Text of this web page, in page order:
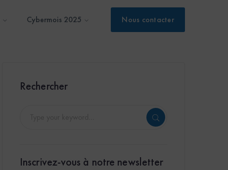
Nous contacter
Cybermois 2025
Rechercher
Inscrivez-vous à notre newsletter